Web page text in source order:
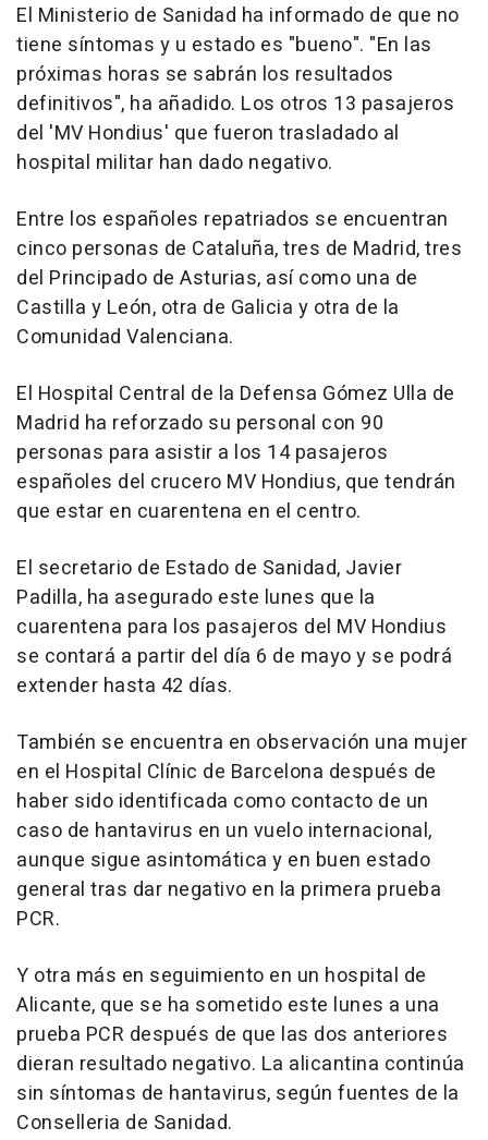
El Ministerio de Sanidad ha informado de que no
tiene síntomas y u estado es "bueno". "En las
próximas horas se sabrán los resultados
definitivos", ha añadido. Los otros 13 pasajeros
del 'MV Hondius' que fueron trasladado al
hospital militar han dado negativo.
Entre los españoles repatriados se encuentran
cinco personas de Cataluña, tres de Madrid, tres
del Principado de Asturias, así como una de
Castilla y León, otra de Galicia y otra de la
Comunidad Valenciana.
El Hospital Central de la Defensa Gómez Ulla de
Madrid ha reforzado su personal con 90
personas para asistir a los 14 pasajeros
españoles del crucero MV Hondius, que tendrán
que estar en cuarentena en el centro.
El secretario de Estado de Sanidad, Javier
Padilla, ha asegurado este lunes que la
cuarentena para los pasajeros del MV Hondius
se contará a partir del día 6 de mayo y se podrá
extender hasta 42 días.
También se encuentra en observación una mujer
en el Hospital Clínic de Barcelona después de
haber sido identificada como contacto de un
caso de hantavirus en un vuelo internacional,
aunque sigue asintomática y en buen estado
general tras dar negativo en la primera prueba
PCR.
Y otra más en seguimiento en un hospital de
Alicante, que se ha sometido este lunes a una
prueba PCR después de que las dos anteriores
dieran resultado negativo. La alicantina continúa
sin síntomas de hantavirus, según fuentes de la
Conselleria de Sanidad.